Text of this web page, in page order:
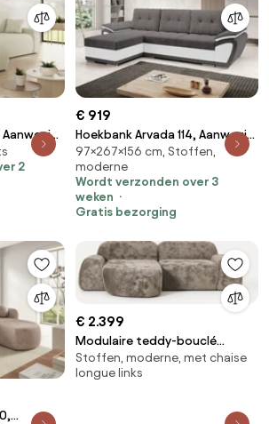
91.5
2
€ 919
Hoekbank Arvada 114, Aanwezig,
Wit, Grijs, Aanwezig,
267x156x97cm, 106 kg, Poten:
Kunststof
97×267×156 cm, Stoffen,
moderne
Wordt verzonden over 3
weken
Gratis bezorging
€ 2.399
Modulaire teddy-bouclé
hoekbank Wolke (3-zits)
Stoffen, moderne, met chaise
longue links